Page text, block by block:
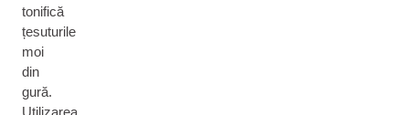
tonifică
țesuturile
moi
din
gură.
Utilizarea